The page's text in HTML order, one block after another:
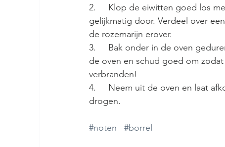
2.     Klop de eiwitten goed los
gelijkmatig door. Verdeel over
de rozemarijn erover.
3.     Bak onder in de oven
de oven en schud goed om
verbranden!
4.     Neem uit de oven en laat
drogen.
#noten #borrel